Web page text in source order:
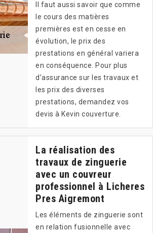
Il faut aussi savoir que comme
le cours des matières
premières est en cesse en
évolution, le prix des
prestations en général variera
en conséquence. Pour plus
d’assurance sur les travaux et
les prix des diverses
prestations, demandez vos
devis à Kevin couverture.
La réalisation des
travaux de zinguerie
avec un couvreur
professionnel à Licheres
Pres Aigremont
Les éléments de zinguerie sont
en relation fusionnelle avec